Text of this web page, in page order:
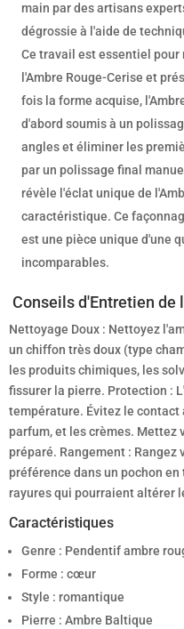
main par des artisans
dégrossie à l'aide de
Ce travail est essentiel
l'Ambre Rouge-Cerise et
fois la forme acquise,
d'abord soumis à un
angles et éliminer les
par un polissage final
révèle l'éclat unique de
caractéristique. Ce
est une pièce unique d'une
incomparables.
Conseils d'Entretien de
Nettoyage Doux : Nettoyez
un chiffon très doux (type
les produits chimiques, les
fissurer la pierre. Protection :
température. Évitez le contact
parfum, et les crèmes. Mettez
préparé. Rangement :
préférence dans un pochon
rayures qui pourraient altérer
Caractéristiques
Genre : Pendentif ambre
Forme : cœur
Style : romantique
Pierre : Ambre Baltique